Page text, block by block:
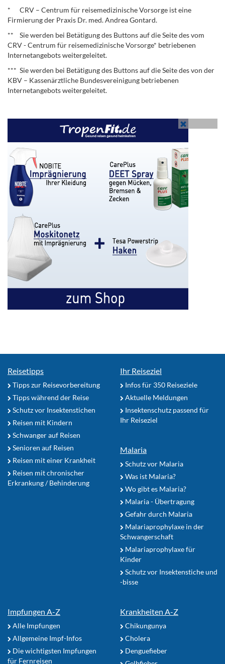
* CRV – Centrum für reisemedizinische Vorsorge ist eine
Firmierung der Praxis Dr. med. Andrea Gontard.
** Sie werden bei Betätigung des Buttons auf die Seite des vom
CRV - Centrum für reisemedizinische Vorsorge* betriebenen
Internetangebots weitergeleitet.
*** Sie werden bei Betätigung des Buttons auf die Seite des von der
KBV – Kassenärztliche Bundesvereinigung betriebenen
Internetangebots weitergeleitet.
Reisetipps
Tipps zur Reisevorbereitung
Tipps während der Reise
Schutz vor Insektenstichen
Reisen mit Kindern
Schwanger auf Reisen
Senioren auf Reisen
Reisen mit einer Krankheit
Reisen mit chronischer
Erkrankung / Behinderung
Ihr Reiseziel
Infos für 350 Reiseziele
Aktuelle Meldungen
Insektenschutz passend für
Ihr Reiseziel
Malaria
Schutz vor Malaria
Was ist Malaria?
Wo gibt es Malaria?
Malaria - Übertragung
Gefahr durch Malaria
Malariaprophylaxe in der
Schwangerschaft
Malariaprophylaxe für
Kinder
Schutz vor Insektenstiche und
-bisse
Impfungen A-Z
Alle Impfungen
Allgemeine Impf-Infos
Die wichtigsten Impfungen
für Fernreisen
Krankheiten A-Z
Chikungunya
Cholera
Denguefieber